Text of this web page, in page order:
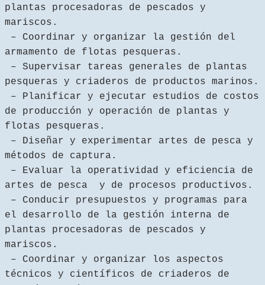
plantas procesadoras de pescados y
mariscos.
– Coordinar y organizar la gestión del
armamento de flotas pesqueras.
– Supervisar tareas generales de plantas
pesqueras y criaderos de productos marinos.
– Planificar y ejecutar estudios de costos
de producción y operación de plantas y
flotas pesqueras.
– Diseñar y experimentar artes de pesca y
métodos de captura.
– Evaluar la operatividad y eficiencia de
artes de pesca y de procesos productivos.
– Conducir presupuestos y programas para
el desarrollo de la gestión interna de
plantas procesadoras de pescados y
mariscos.
– Coordinar y organizar los aspectos
técnicos y científicos de criaderos de